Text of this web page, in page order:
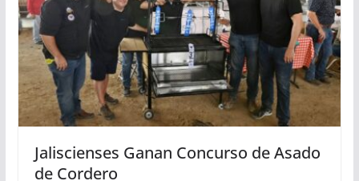
Jaliscienses Ganan Concurso de Asado
de Cordero